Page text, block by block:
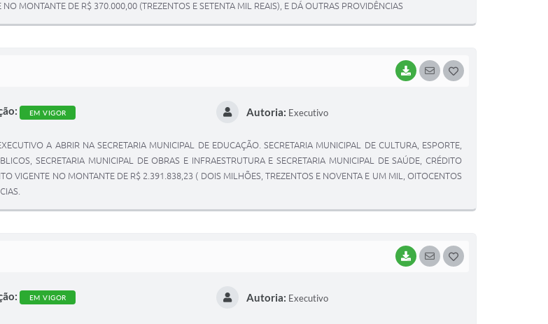
I
MONTANTE DE R$ 370.000,00 (TREZENTOS E SETENTA MIL REAIS), E DÁ OUTRAS PROVIDÊNCIAS
BAIXARSEGUIR
EM VIGOR Autoria: Executivo
A ABRIR NA SECRETARIA MUNICIPAL DE EDUCAÇÃO. SECRETARIA MUNICIPAL DE CULTURA, ESPORTE,
SECRETARIA MUNICIPAL DE OBRAS E INFRAESTRUTURA E SECRETARIA MUNICIPAL DE SAÚDE, CRÉDITO
VIGENTE NO MONTANTE DE R$ 2.391.838,23 ( DOIS MILHÕES, TREZENTOS E NOVENTA E UM MIL, OITOCENTOS
BAIXARSEGUIR
EM VIGOR Autoria: Executivo